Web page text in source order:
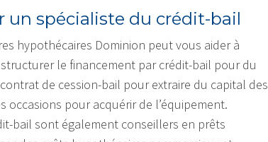
un spécialiste du crédit-bail
hypothécaires Dominion peut vous aider à
le financement par crédit-bail pour du
de cession-bail pour extraire du capital des
occasions pour acquérir de l’équipement.
bail sont également conseillers en prêts